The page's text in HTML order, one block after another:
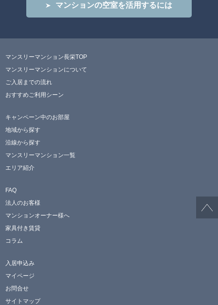
マンションの空室を活用するには
マンスリーマンション長栄TOP
マンスリーマンションについて
ご入居までの流れ
おすすめご利用シーン
キャンペーン中のお部屋
地域から探す
沿線から探す
マンスリーマンション一覧
エリア紹介
FAQ
法人のお客様
マンションオーナー様へ
家具付き賃貸
コラム
入居申込み
マイページ
お問合せ
サイトマップ